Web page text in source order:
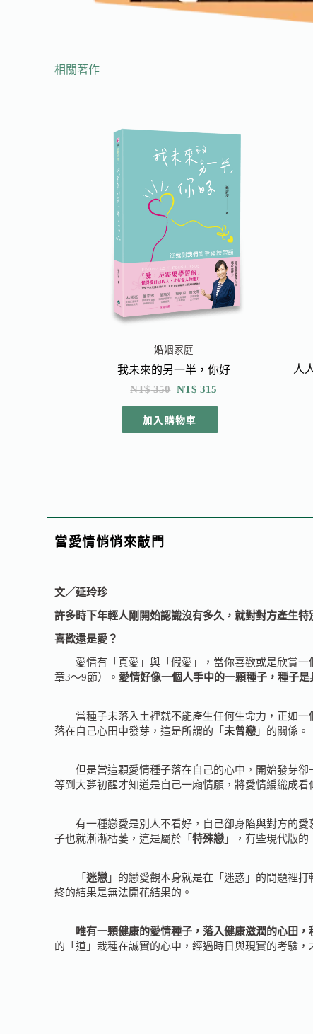
相關著作
婚姻家庭
我未來的另一半，你好
NT$350 NT$ 315
加入購物車
人
當愛情悄悄來敲門
文／延玲珍
許多時下年輕人剛開始認識沒有多久，就對對方產生特
喜歡還是愛？
愛情有「真愛」與「假愛」，當你喜歡或是欣賞一
章3～9節）。 愛情好像一個人手中的一顆種子，種子
當種子未落入土裡就不能產生任何生命力，正如一
落在自己心田中發芽，這是所謂的「 未曾戀 」的關係。
但是當這顆愛情種子落在自己的心中，開始發芽卻
等到大夢初醒才知道是自己一廂情願，將愛情編織成
有一種戀愛是別人不看好，自己卻身陷與對方的愛
子也就漸漸枯萎，這是屬於「特殊戀 」，有些現代版的
「迷戀 」的戀愛觀本身就是在「迷惑」的問題裡
終的結果是無法開花結果的。
唯有一顆健康的愛情種子，落入健康滋潤的心田，
的「道」栽種在誠實的心中，經過時日與現實的考驗，